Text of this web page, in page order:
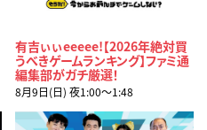
有吉ぃぃeeeee!【2026年絶対買
うべきゲームランキング】ファミ通
編集部がガチ厳選！
8月9日(日) 夜1:00〜1:48